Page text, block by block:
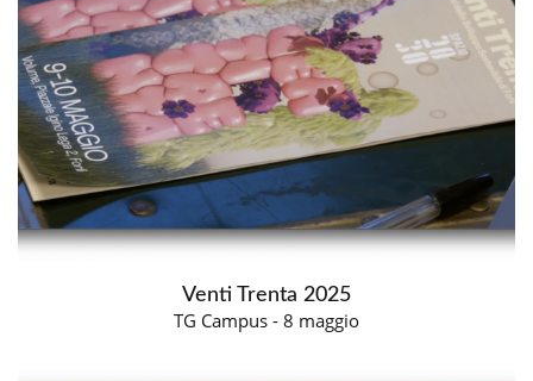
Venti Trenta 2025
TG Campus - 8 maggio